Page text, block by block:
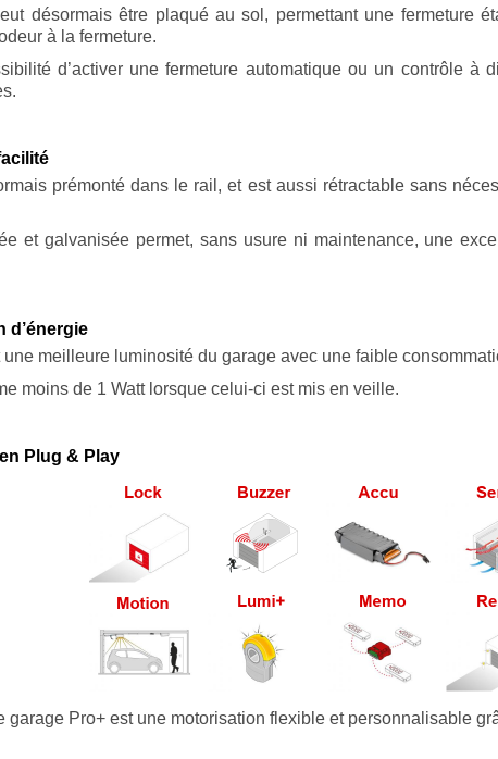
désormais être plaqué au sol, permettant une fermeture
à la fermeture.
d’activer une fermeture automatique ou un contrôle
prémonté dans le rail, et est aussi rétractable sans
et galvanisée permet, sans usure ni maintenance, une
d’énergie
meilleure luminosité du garage avec une faible
moins de 1 Watt lorsque celui-ci est mis en veille.
Plug & Play
garage Pro+ est une motorisation flexible et personnalisable